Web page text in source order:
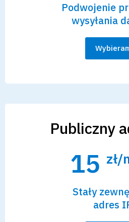
Podwojenie
wysyłania
Publiczny
15 zł/
Stały
adres